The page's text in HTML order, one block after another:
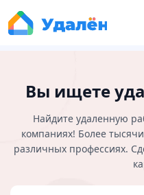
Вы ищете
Найдите удаленную
компаниях! Более
различных профессиях.